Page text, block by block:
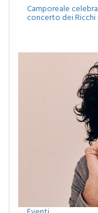
Eventi
Camporeale